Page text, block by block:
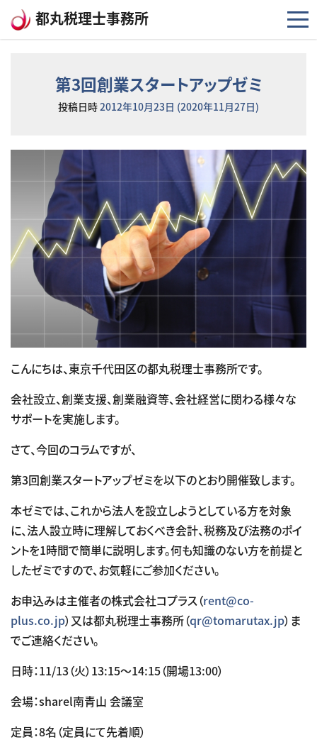
コンテンツへスキップ
都丸税理士事務所
第3回創業スタートアップゼミ
投稿日時2012年10月23日 (2020年11月27日)
こんにちは、東京千代田区の都丸税理士事務所です。
会社設立、創業支援、創業融資等、会社経営に関わる様々な
サポートを実施します。
さて、今回のコラムですが、
第3回創業スタートアップゼミを以下のとおり開催致します。
本ゼミでは、これから法人を設立しようとしている方を対象
に、法人設立時に理解しておくべき会計、税務及び法務のポイ
ントを1時間で簡単に説明します。何も知識のない方を前提と
したゼミですので、お気軽にご参加ください。
お申込みは主催者の株式会社コプラス（rent@co-
plus.co.jp）又は都丸税理士事務所（qr@tomarutax.jp）ま
でご連絡ください。
日時：11/13（火）13:15～14:15（開場13:00）
会場：sharel南青山 会議室
定員：8名（定員にて先着順）